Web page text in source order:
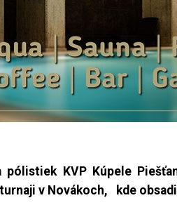
KVP Kúpele
v Novákoch, kde